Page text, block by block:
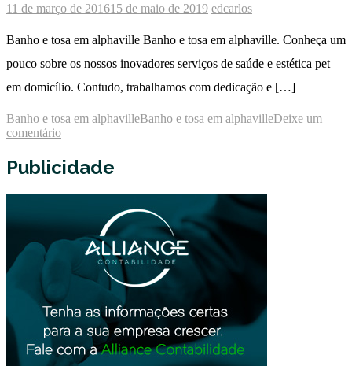
11 de março de 201615 de maio de 2019 edcarlos
Banho e tosa em alphaville Banho e tosa em alphaville. Conheça um
pouco sobre os nossos inovadores serviços de saúde e estética pet
em domicílio. Contudo, trabalhamos com dedicação e […]
Banho e tosa em alphavilleBanho e tosa em alphavilleDeixe um
comentário
Publicidade